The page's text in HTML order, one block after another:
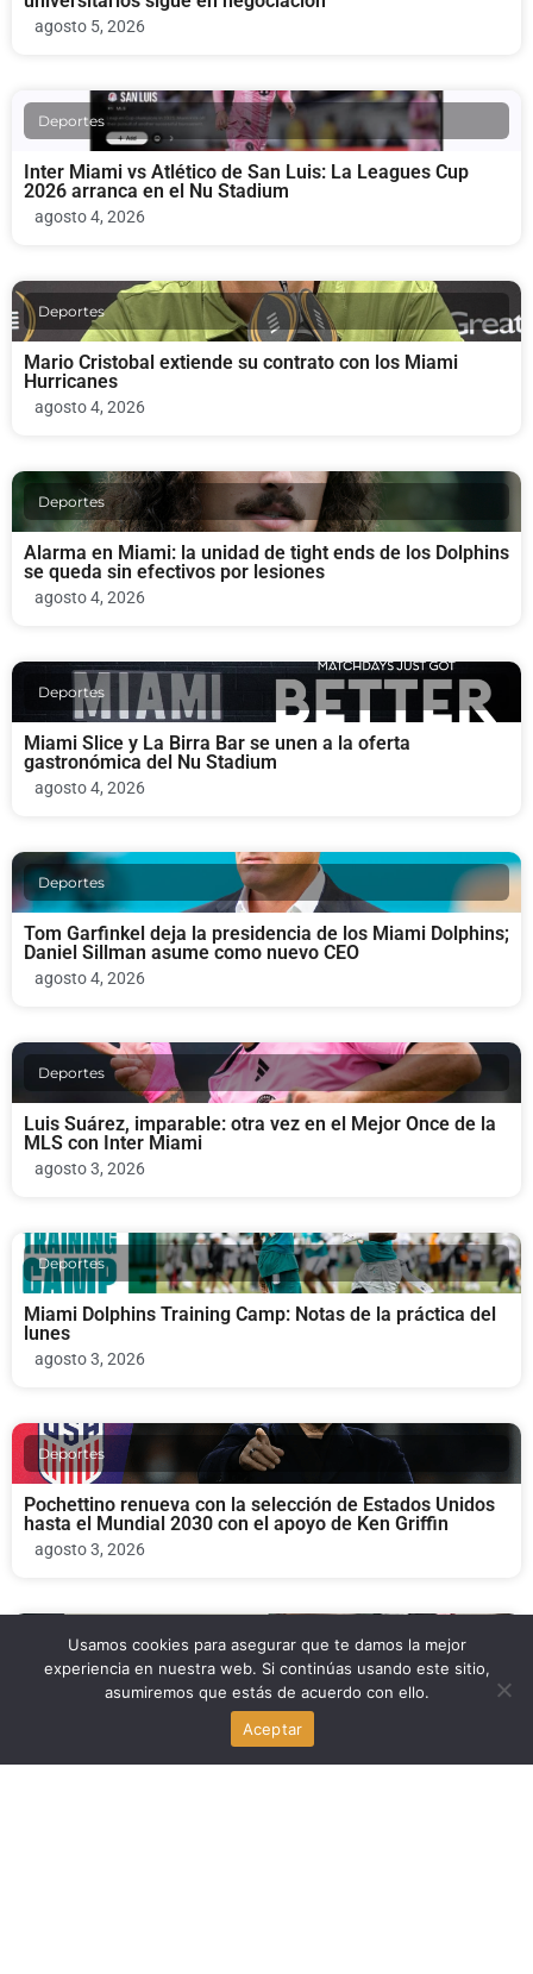
agosto 5, 2026
Deportes
Inter Miami vs Atlético de San Luis: La Leagues Cup
2026 arranca en el Nu Stadium
agosto 4, 2026
Deportes
Mario Cristobal extiende su contrato con los Miami
Hurricanes
agosto 4, 2026
Deportes
Alarma en Miami: la unidad de tight ends de los Dolphins
se queda sin efectivos por lesiones
agosto 4, 2026
Deportes
Miami Slice y La Birra Bar se unen a la oferta
gastronómica del Nu Stadium
agosto 4, 2026
Deportes
Tom Garfinkel deja la presidencia de los Miami Dolphins;
Daniel Sillman asume como nuevo CEO
agosto 4, 2026
Deportes
Luis Suárez, imparable: otra vez en el Mejor Once de la
MLS con Inter Miami
agosto 3, 2026
Deportes
Miami Dolphins Training Camp: Notas de la práctica del
lunes
agosto 3, 2026
Deportes
Pochettino renueva con la selección de Estados Unidos
hasta el Mundial 2030 con el apoyo de Ken Griffin
agosto 3, 2026
Deportes
A’Mir Sears se queda en casa: refuerzo clave para los
Miami Hurricanes en la clase 2027
Usamos cookies para asegurar que te damos la mejor
experiencia en nuestra web. Si continúas usando este sitio,
asumiremos que estás de acuerdo con ello.
Aceptar